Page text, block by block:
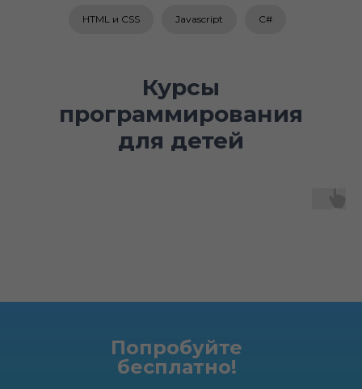
HTML и CSS Javascript C#
Курсы
программирования
для детей
Попробуйте
бесплатно!